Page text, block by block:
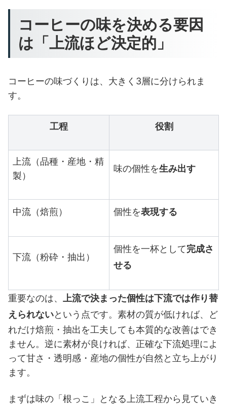
コーヒーの味を決める要因
は「上流ほど決定的」
コーヒーの味づくりは、大きく3層に分けられま
す。
工程 役割
上流（品種・産地・精
製）
味の個性を生み出す
中流（焙煎） 個性を表現する
下流（粉砕・抽出）
個性を一杯として完成さ
せる
重要なのは、
上流で決まった個性は下流では作り替
えられないという点です。素材の質が低ければ、ど
れだけ焙煎・抽出を工夫しても本質的な改善はでき
ません。逆に素材が良ければ、正確な下流処理によ
って甘さ・透明感・産地の個性が自然と立ち上がり
ます。
まずは味の「根っこ」となる上流工程から見ていき